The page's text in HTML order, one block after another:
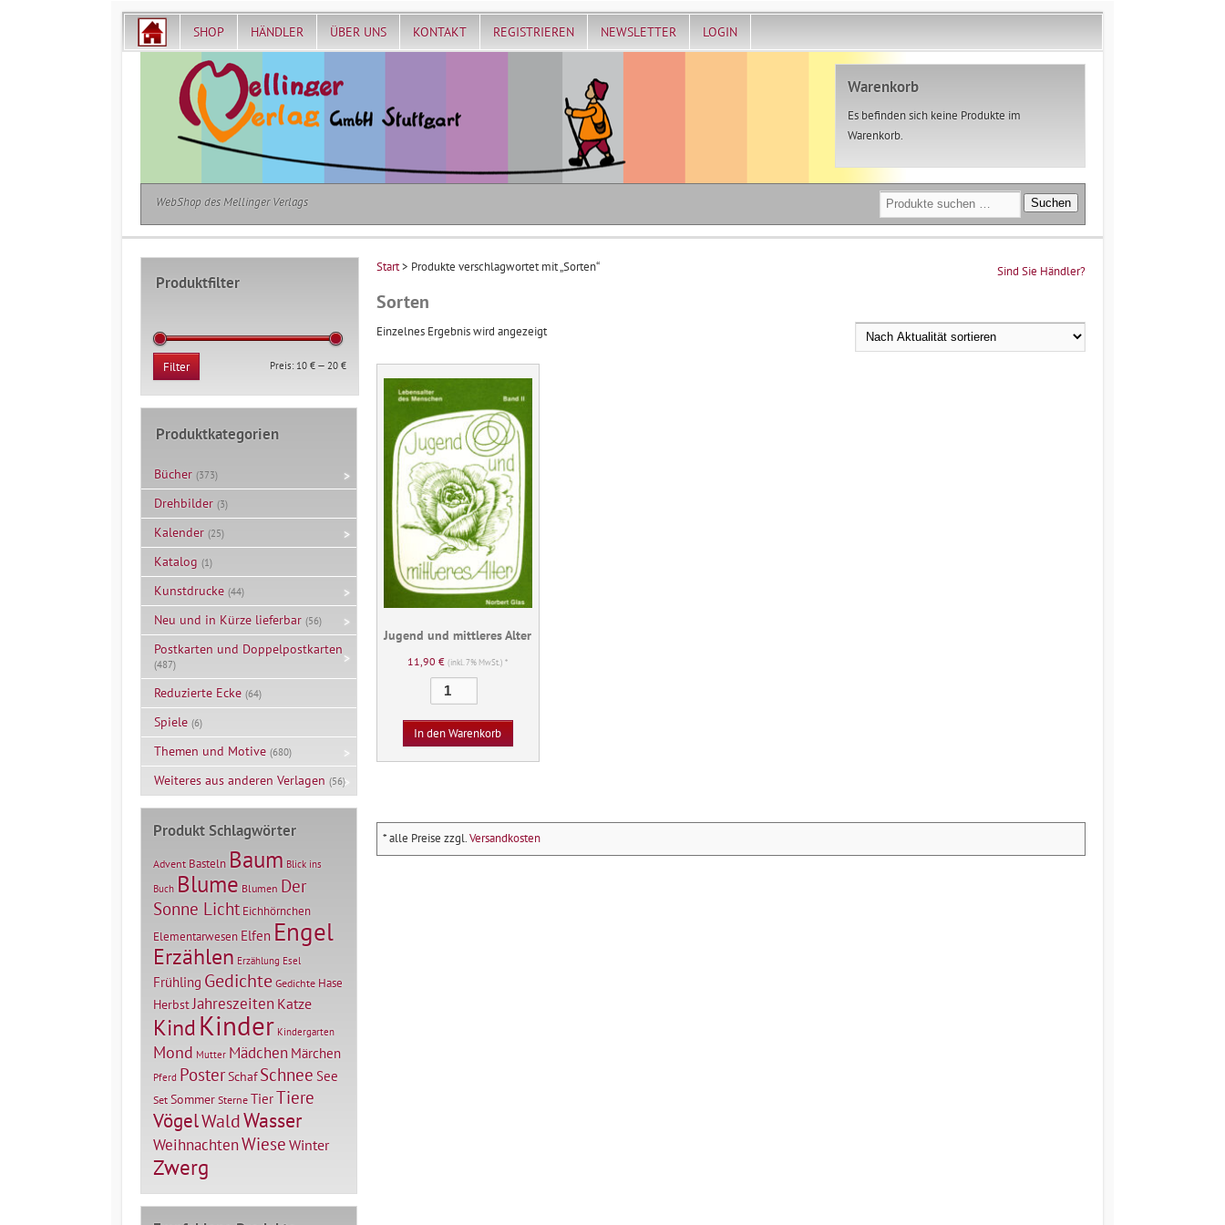
SHOP HÄNDLER ÜBER UNS KONTAKT REGISTRIEREN NEWSLETTER LOGIN
Warenkorb
Es befinden sich keine Produkte im
Warenkorb.
WebShop des Mellinger Verlags
Suchen
nach:
Suchen
Start> Produkte verschlagwortet mit „Sorten“ Sind Sie Händler?
Sorten
Einzelnes Ergebnis wird angezeigt
Jugend und mittleres Alter
11,90€ (inkl. 7% MwSt.) *
und
mittleres
Alter
Menge
In den Warenkorb
* alle Preise zzgl.Versandkosten
Produktfilter
Min.
Max.
Filter Preis: 10 € — 20 €
Produktkategorien
Bücher (373)
Drehbilder (3)
Kalender (25)
Katalog (1)
Kunstdrucke (44)
Neu und in Kürze lieferbar (56)
Postkarten und Doppelpostkarten
(487)
Reduzierte Ecke (64)
Spiele (6)
Themen und Motive (680)
Weiteres aus anderen Verlagen (56)
Produkt Schlagwörter
Advent Basteln Baum Blick ins
Buch Blume Blumen Der
Sonne Licht Eichhörnchen
Elementarwesen Elfen Engel
Erzählen Erzählung Esel
Frühling Gedichte Gedichte Hase
HerbstJahreszeiten Katze
KindKinder Kindergarten
Mond Mutter Mädchen Märchen
Pferd PosterSchaf Schnee See
Set Sommer Sterne TierTiere
VögelWaldWasser
WeihnachtenWiese Winter
Zwerg